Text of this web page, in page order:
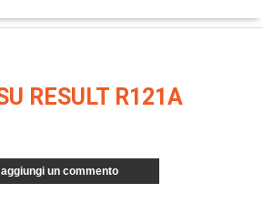
RESULT R121A
aggiungi un commento